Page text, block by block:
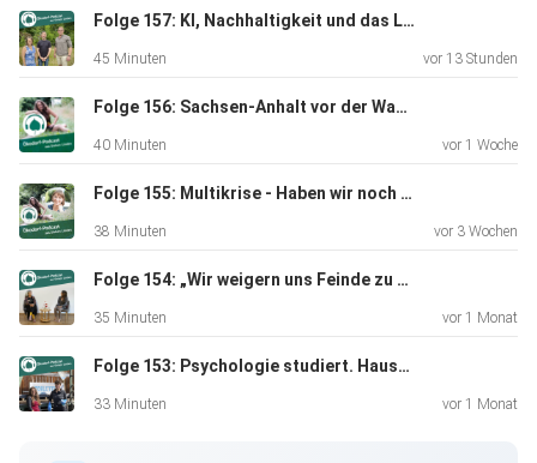
Folge 157: KI, Nachhaltigkeit und das Leben
45 Minuten vor 13 Stunden
Folge 156: Sachsen-Anhalt vor der Wahl – Kann Zuhören die Demokratie retten?
40 Minuten vor 1 Woche
Folge 155: Multikrise - Haben wir noch Zeit für „innere Arbeit“?
38 Minuten vor 3 Wochen
Folge 154: „Wir weigern uns Feinde zu sein“ - Friedensbotschafterin Sabine Lichtenfels
35 Minuten vor 1 Monat
Folge 153: Psychologie studiert. Hausmeisterin aus Überzeugung - Annikas Karriereknick oder Glücksfall?
33 Minuten vor 1 Monat